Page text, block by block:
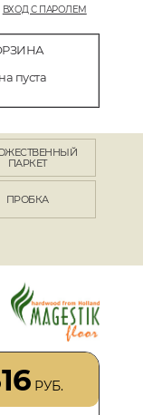
ВХОД С ПАРОЛЕМ
пуста
ПАРКЕТ
ПРОБКА
РУБ.